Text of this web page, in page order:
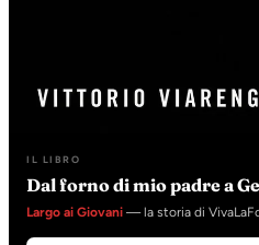
IL LIBRO
Dal forno di mio padre a
Largo ai Giovani — la storia di